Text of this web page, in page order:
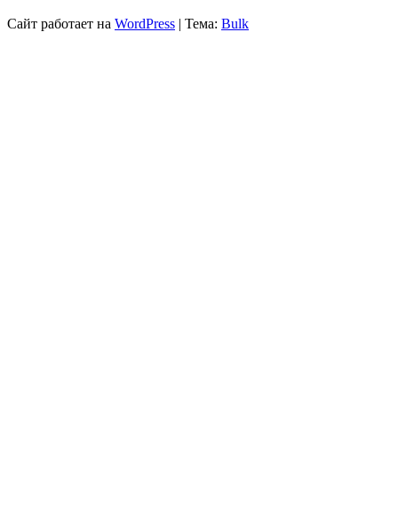
Сайт работает на WordPress | Тема: Bulk